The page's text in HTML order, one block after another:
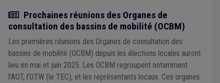
Actualité
Prochaines réunions des Organes de
consultation des bassins de mobilité (OCBM)
Les premières réunions des Organes de consultation des
bassins de mobilité (OCBM) depuis les élections locales auront
lieu en mai et juin 2025. Les OCBM regroupent notamment
l’AOT, l’OTW (le TEC), et les représentants locaux. Ces organes